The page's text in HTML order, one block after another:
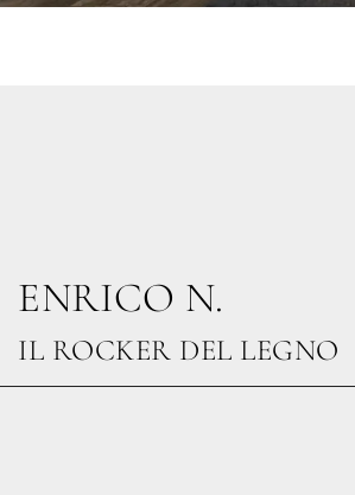
ENRICO N.
IL ROCKER DEL LEGNO